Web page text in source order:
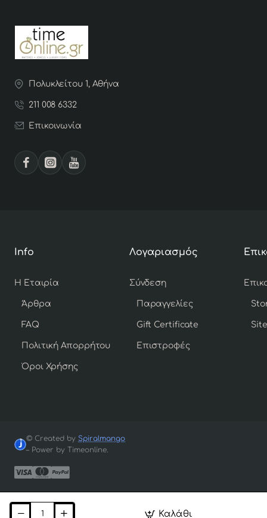
Καλάθι
Πολυκλείτου 1, Αθήνα
211 008 6332
Επικοινωνία
Info
Η Εταιρία
Άρθρα
FAQ
Πολιτική Απορρήτου
Όροι Χρήσης
Λογαριασμός
Σύνδεση
Παραγγελίες
Gift Certificate
Επιστροφές
© Created by Spiralmango
– Power by Timeonline.